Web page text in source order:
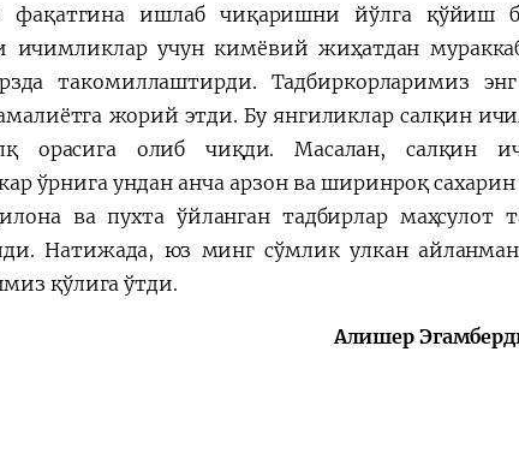
фақатгина ишлаб чиқаришни йўлга қўйиш
ичимликлар учун кимёвий жиҳатдан
такомиллаштирди. Тадбиркорларимиз
жорий этди. Бу янгиликлар салқин
орасига олиб чиқди. Масалан, салқин
ўрнига ундан анча арзон ва ширинроқ
ва пухта ўйланган тадбирлар маҳсулот
Натижада, юз минг сўмлик улкан
қўлига ўтди.
Алишер